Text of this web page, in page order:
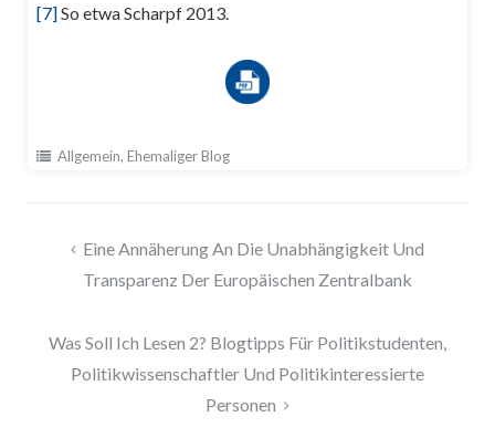
[7]So etwa Scharpf 2013.
Allgemein, Ehemaliger Blog
Beitragsnavigation
Eine Annäherung An Die Unabhängigkeit Und
Transparenz Der Europäischen Zentralbank
Was Soll Ich Lesen 2? Blogtipps Für Politikstudenten,
Politikwissenschaftler Und Politikinteressierte
Personen